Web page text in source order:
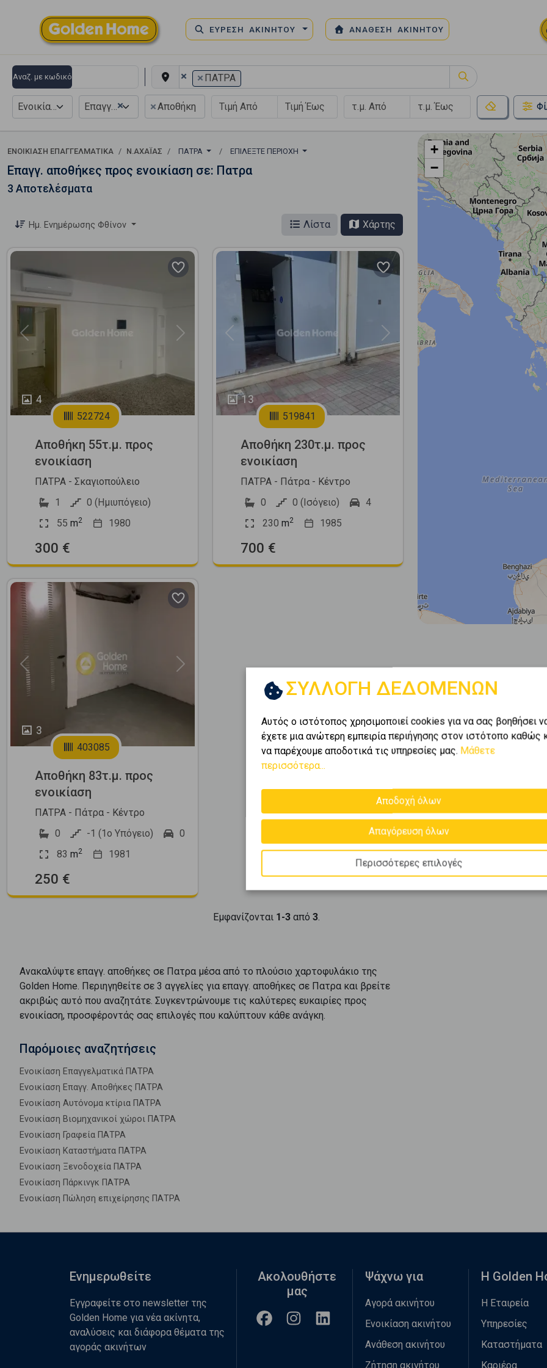
ΕΥΡΕΣΗ ΑΚΙΝΗΤΟΥ ΑΝΑΘΕΣΗ ΑΚΙΝΗΤΟΥ
Αναζ. με κωδικό × × ΠΑΤΡΑ
×
Επαγγελματικό ×Αποθήκη
ΕΝΟΙΚΊΑΣΗ ΕΠΑΓΓΕΛΜΑΤΙΚΆ Ν.ΑΧΑΪΑΣ ΠΑΤΡΑ ΕΠΙΛΈΞΤΕ ΠΕΡΙΟΧΉ
Επαγγ. αποθήκες προς ενοικίαση σε: Πατρα
3 Αποτελέσματα
Ημ. Ενημέρωσης Φθίνον Λίστα Χάρτης
4
Previous Next
522724
Αποθήκη 55τ.μ. προς
ενοικίαση
ΠΑΤΡΑ - Σκαγιοπούλειο
1
0 (Ημιυπόγειο)
55 m2 1980
300 €
13
Previous Next
519841
Αποθήκη 230τ.μ. προς
ενοικίαση
ΠΑΤΡΑ - Πάτρα - Κέντρο
0
0 (Ισόγειο)
4
230 m2 1985
700 €
3
Previous Next
403085
Αποθήκη 83τ.μ. προς
ενοικίαση
ΠΑΤΡΑ - Πάτρα - Κέντρο
0
-1 (1ο Υπόγειο)
0
83 m2 1981
250 €
Εμφανίζονται 1-3από 3.
Ανακαλύψτε επαγγ. αποθήκες σε Πατρα μέσα από το πλούσιο χαρτοφυλάκιο της
Golden Home. Περιηγηθείτε σε 3 αγγελίες για επαγγ. αποθήκες σε Πατρα και βρείτε
ακριβώς αυτό που αναζητάτε. Συγκεντρώνουμε τις καλύτερες ευκαιρίες προς
ενοικίαση, προσφέροντάς σας επιλογές που καλύπτουν κάθε ανάγκη.
Παρόμοιες αναζητήσεις
Ενοικίαση Επαγγελματικά ΠΑΤΡΑ
Ενοικίαση Επαγγ. Αποθήκες ΠΑΤΡΑ
Ενοικίαση Αυτόνομα κτίρια ΠΑΤΡΑ
Ενοικίαση Βιομηχανικοί χώροι ΠΑΤΡΑ
Ενοικίαση Γραφεία ΠΑΤΡΑ
Ενοικίαση Καταστήματα ΠΑΤΡΑ
Ενοικίαση Ξενοδοχεία ΠΑΤΡΑ
Ενοικίαση Πάρκινγκ ΠΑΤΡΑ
Ενοικίαση Πώληση επιχείρησης ΠΑΤΡΑ
+
−
ΣΥΛΛΟΓΗ ΔΕΔΟΜΕΝΩΝ
Αυτός ο ιστότοπος χρησιμοποιεί cookies για να σας βοηθήσει
έχετε μια ανώτερη εμπειρία περιήγησης στον ιστότοπο καθώς
να παρέχουμε αποδοτικά τις υπηρεσίες μας. Μάθετε
περισσότερα...
Αποδοχή όλων
Απαγόρευση όλων
Περισσότερες επιλογές
Ενημερωθείτε
Εγγραφείτε στο newsletter της
Golden Home για νέα ακίνητα,
αναλύσεις και διάφορα θέματα της
αγοράς ακινήτων
Ακολουθήστε
μας
Ψάχνω για
Αγορά ακινήτου
Ενοικίαση ακινήτου
Ανάθεση ακινήτου
Ζήτηση ακινήτου
Η Golden
Η Εταιρεία
Υπηρεσίες
Καταστήματα
Καριέρα